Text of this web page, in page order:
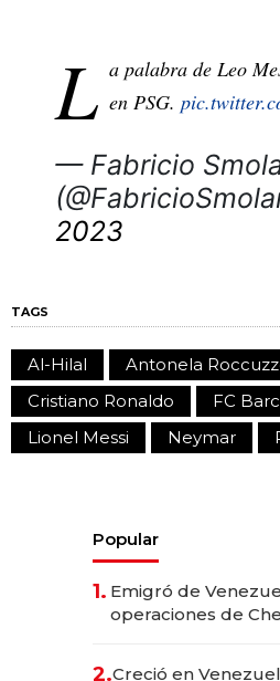
L a palabra de Leo
en PSG.
— Fabricio
2023
TAGS
Al-Hilal Antonela
Cristiano Ronaldo
FC
Lionel Messi
Neymar
Popular
1. Emigró de
operaciones de
2.Creció en